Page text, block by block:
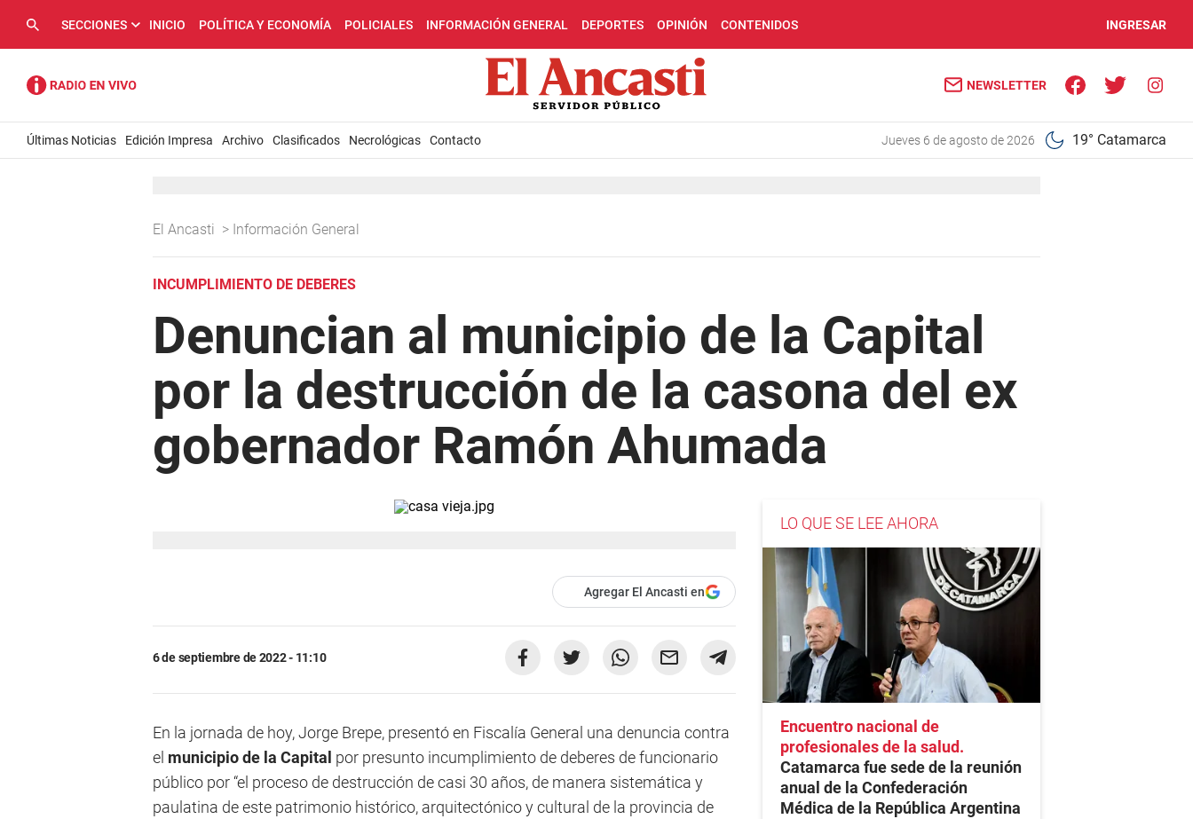
SECCIONES INICIO POLÍTICA Y ECONOMÍA POLICIALES INFORMACIÓN GENERAL DEPORTES OPINIÓN CONTENIDOS INGRESAR
NEWSLETTER
Últimas Noticias Edición Impresa Archivo Clasificados Necrológicas Contacto jueves 6 de agosto de 2026 19° Catamarca
El Ancasti > Información General
INCUMPLIMIENTO DE DEBERES
Denuncian al municipio de la Capital
por la destrucción de la casona del ex
gobernador Ramón Ahumada
Agregar El Ancasti en
6 de septiembre de 2022 - 11:10
En la jornada de hoy, Jorge Brepe, presentó en Fiscalía General una denuncia contra
el municipio de la Capital por presunto incumplimiento de deberes de funcionario
público por “el proceso de destrucción de casi 30 años, de manera sistemática y
paulatina de este patrimonio histórico, arquitectónico y cultural de la provincia de
LO QUE SE LEE AHORA
Encuentro nacional de
profesionales de la salud
Catamarca fue sede de la reunión
anual de la Confederación
Médica de la República Argentina